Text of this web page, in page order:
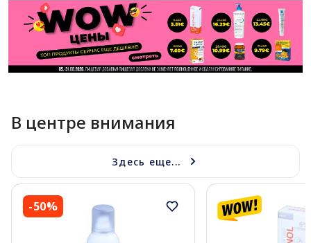
В центре внимания
Здесь еще...
-50%